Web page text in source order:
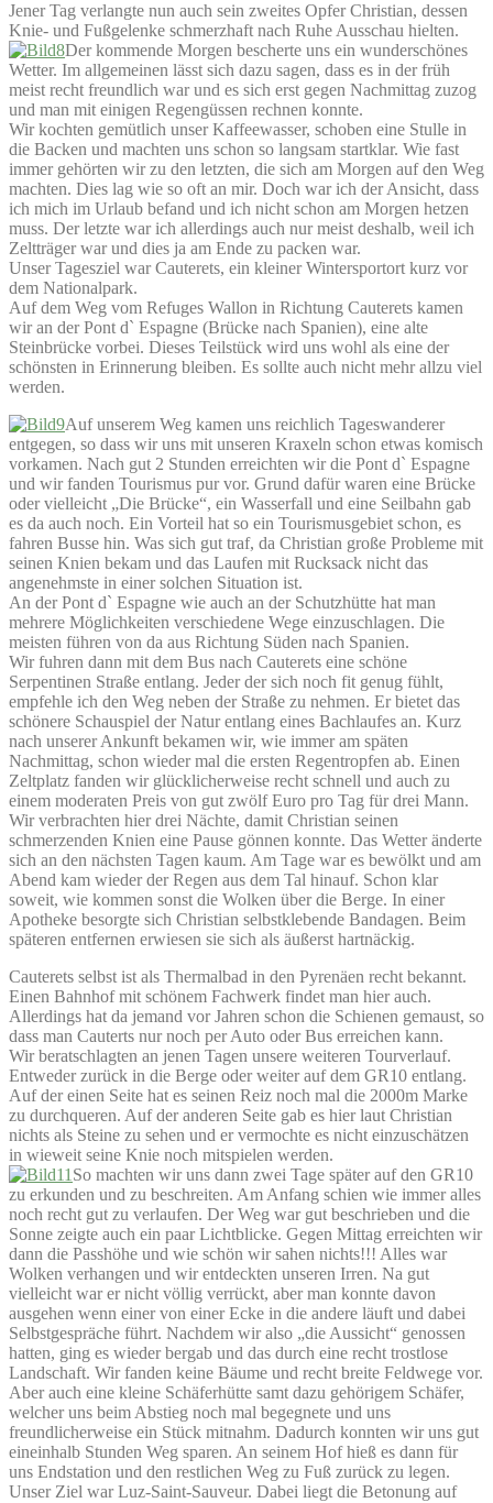
Jener Tag verlangte nun auch sein zweites Opfer Christian, dessen
Knie- und Fußgelenke schmerzhaft nach Ruhe Ausschau hielten.
Der kommende Morgen bescherte uns ein wunderschönes
Wetter. Im allgemeinen lässt sich dazu sagen, dass es in der früh
meist recht freundlich war und es sich erst gegen Nachmittag zuzog
und man mit einigen Regengüssen rechnen konnte.
Wir kochten gemütlich unser Kaffeewasser, schoben eine Stulle in
die Backen und machten uns schon so langsam startklar. Wie fast
immer gehörten wir zu den letzten, die sich am Morgen auf den Weg
machten. Dies lag wie so oft an mir. Doch war ich der Ansicht, dass
ich mich im Urlaub befand und ich nicht schon am Morgen hetzen
muss. Der letzte war ich allerdings auch nur meist deshalb, weil ich
Zeltträger war und dies ja am Ende zu packen war.
Unser Tagesziel war Cauterets, ein kleiner Wintersportort kurz vor
dem Nationalpark.
Auf dem Weg vom Refuges Wallon in Richtung Cauterets kamen
wir an der Pont d` Espagne (Brücke nach Spanien), eine alte
Steinbrücke vorbei. Dieses Teilstück wird uns wohl als eine der
schönsten in Erinnerung bleiben. Es sollte auch nicht mehr allzu viel
werden.
Auf unserem Weg kamen uns reichlich Tageswanderer
entgegen, so dass wir uns mit unseren Kraxeln schon etwas komisch
vorkamen. Nach gut 2 Stunden erreichten wir die Pont d` Espagne
und wir fanden Tourismus pur vor. Grund dafür waren eine Brücke
oder vielleicht „Die Brücke“, ein Wasserfall und eine Seilbahn gab
es da auch noch. Ein Vorteil hat so ein Tourismusgebiet schon, es
fahren Busse hin. Was sich gut traf, da Christian große Probleme mit
seinen Knien bekam und das Laufen mit Rucksack nicht das
angenehmste in einer solchen Situation ist.
An der Pont d` Espagne wie auch an der Schutzhütte hat man
mehrere Möglichkeiten verschiedene Wege einzuschlagen. Die
meisten führen von da aus Richtung Süden nach Spanien.
Wir fuhren dann mit dem Bus nach Cauterets eine schöne
Serpentinen Straße entlang. Jeder der sich noch fit genug fühlt,
empfehle ich den Weg neben der Straße zu nehmen. Er bietet das
schönere Schauspiel der Natur entlang eines Bachlaufes an. Kurz
nach unserer Ankunft bekamen wir, wie immer am späten
Nachmittag, schon wieder mal die ersten Regentropfen ab. Einen
Zeltplatz fanden wir glücklicherweise recht schnell und auch zu
einem moderaten Preis von gut zwölf Euro pro Tag für drei Mann.
Wir verbrachten hier drei Nächte, damit Christian seinen
schmerzenden Knien eine Pause gönnen konnte. Das Wetter änderte
sich an den nächsten Tagen kaum. Am Tage war es bewölkt und am
Abend kam wieder der Regen aus dem Tal hinauf. Schon klar
soweit, wie kommen sonst die Wolken über die Berge. In einer
Apotheke besorgte sich Christian selbstklebende Bandagen. Beim
späteren entfernen erwiesen sie sich als äußerst hartnäckig.
Cauterets selbst ist als Thermalbad in den Pyrenäen recht bekannt.
Einen Bahnhof mit schönem Fachwerk findet man hier auch.
Allerdings hat da jemand vor Jahren schon die Schienen gemaust, so
dass man Cauterts nur noch per Auto oder Bus erreichen kann.
Wir beratschlagten an jenen Tagen unsere weiteren Tourverlauf.
Entweder zurück in die Berge oder weiter auf dem GR10 entlang.
Auf der einen Seite hat es seinen Reiz noch mal die 2000m Marke
zu durchqueren. Auf der anderen Seite gab es hier laut Christian
nichts als Steine zu sehen und er vermochte es nicht einzuschätzen
in wieweit seine Knie noch mitspielen werden.
So machten wir uns dann zwei Tage später auf den GR10
zu erkunden und zu beschreiten. Am Anfang schien wie immer alles
noch recht gut zu verlaufen. Der Weg war gut beschrieben und die
Sonne zeigte auch ein paar Lichtblicke. Gegen Mittag erreichten wir
dann die Passhöhe und wie schön wir sahen nichts!!! Alles war
Wolken verhangen und wir entdeckten unseren Irren. Na gut
vielleicht war er nicht völlig verrückt, aber man konnte davon
ausgehen wenn einer von einer Ecke in die andere läuft und dabei
Selbstgespräche führt. Nachdem wir also „die Aussicht“ genossen
hatten, ging es wieder bergab und das durch eine recht trostlose
Landschaft. Wir fanden keine Bäume und recht breite Feldwege vor.
Aber auch eine kleine Schäferhütte samt dazu gehörigem Schäfer,
welcher uns beim Abstieg noch mal begegnete und uns
freundlicherweise ein Stück mitnahm. Dadurch konnten wir uns gut
eineinhalb Stunden Weg sparen. An seinem Hof hieß es dann für
uns Endstation und den restlichen Weg zu Fuß zurück zu legen.
Unser Ziel war Luz-Saint-Sauveur. Dabei liegt die Betonung auf